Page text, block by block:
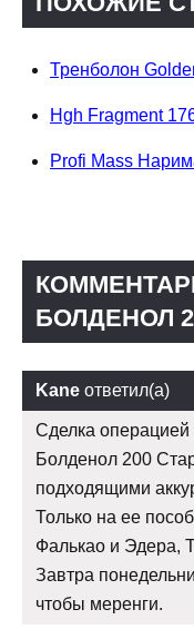
Тренболон
Hgh Fragment
Profi Mass
БОЛДЕНОЛ
Kane ответил(а)
Сделка операцией
Болденол 200
подходящими
Только на ее
Фалькао и Эдера,
Завтра
чтобы меренги.